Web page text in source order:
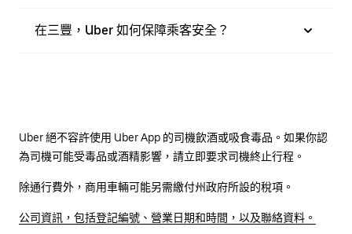
在三豐，Uber 如何保障乘客安全？
Uber 絕不容許使用 Uber App 的司機飲酒或吸食毒品。如果你認
為司機可能受毒品或酒精影響，請立即要求司機終止行程。
除通行費外，商用車輛可能另需繳付州政府所設的稅項。
公司資訊，包括登記編號、營業日期和時間，以及聯絡資料。